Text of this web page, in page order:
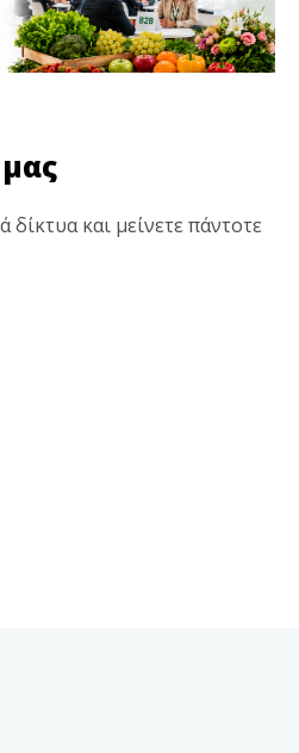
δίκτυα και μείνετε πάντοτε